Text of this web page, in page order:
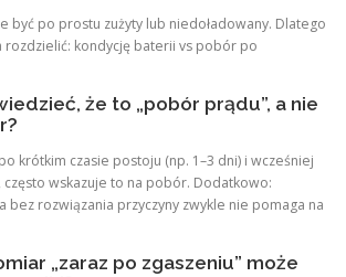
być po prostu zużyty lub niedoładowany. Dlatego
rozdzielić: kondycję baterii vs pobór po
że to „pobór prądu”, a nie
krótkim czasie postoju (np. 1–3 dni) i wcześniej
wskazuje to na pobór. Dodatkowo:
bez rozwiązania przyczyny zwykle nie pomaga na
„zaraz po zgaszeniu” może